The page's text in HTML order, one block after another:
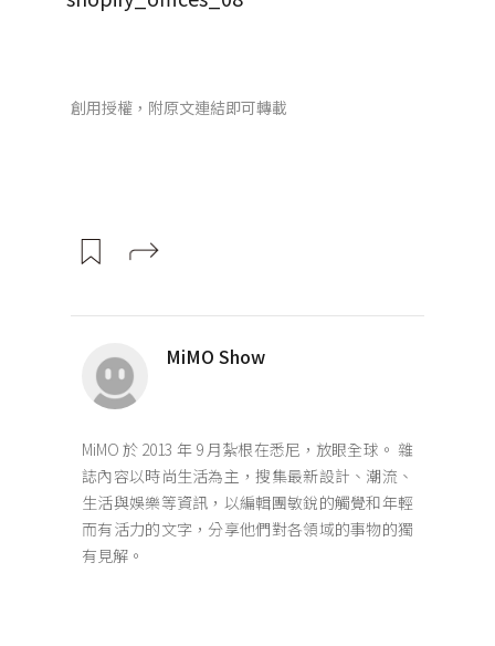
創用授權，附原文連結即可轉載
MiMO Show
MiMO 於 2013 年 9 月紮根在悉尼，放眼全球。 雜
誌內容以時尚生活為主，搜集最新設計、潮流、
生活與娛樂等資訊，以編輯團敏銳的觸覺和年輕
而有活力的文字，分享他們對各領域的事物的獨
有見解。